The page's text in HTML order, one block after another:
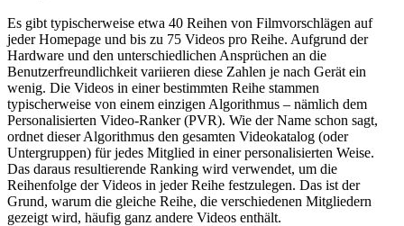
Es gibt typischerweise etwa 40 Reihen von Filmvorschlägen auf
jeder Homepage und bis zu 75 Videos pro Reihe. Aufgrund der
Hardware und den unterschiedlichen Ansprüchen an die
Benutzerfreundlichkeit variieren diese Zahlen je nach Gerät ein
wenig. Die Videos in einer bestimmten Reihe stammen
typischerweise von einem einzigen Algorithmus – nämlich dem
Personalisierten Video-Ranker (PVR). Wie der Name schon sagt,
ordnet dieser Algorithmus den gesamten Videokatalog (oder
Untergruppen) für jedes Mitglied in einer personalisierten Weise.
Das daraus resultierende Ranking wird verwendet, um die
Reihenfolge der Videos in jeder Reihe festzulegen. Das ist der
Grund, warum die gleiche Reihe, die verschiedenen Mitgliedern
gezeigt wird, häufig ganz andere Videos enthält.